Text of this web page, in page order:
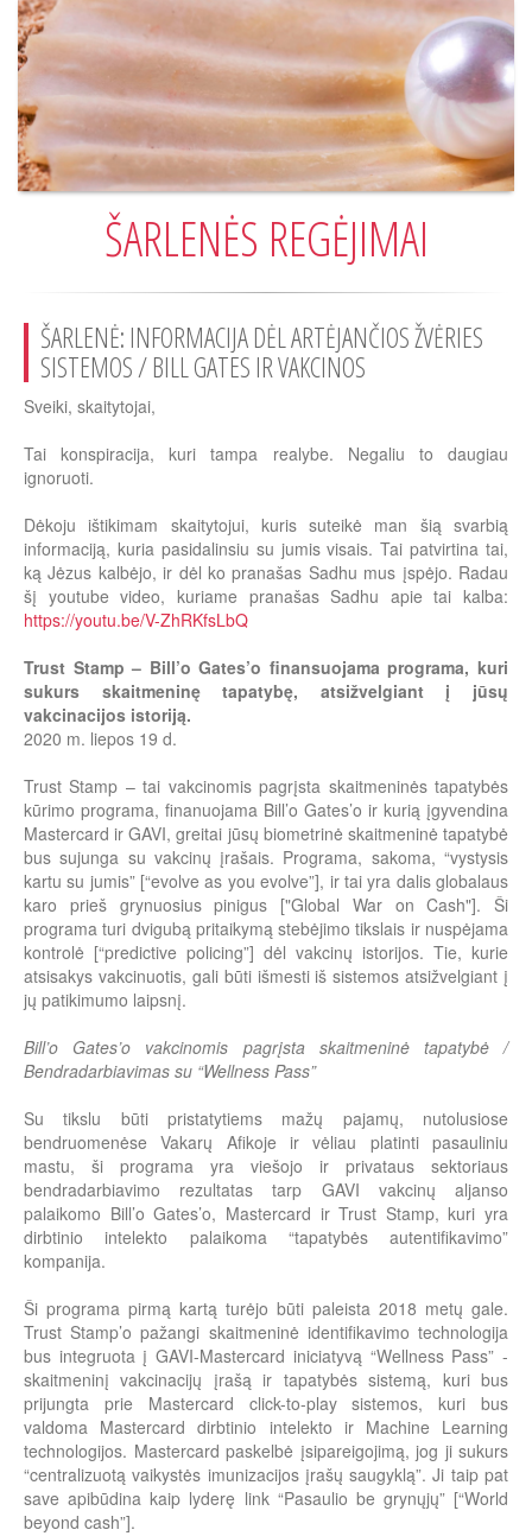
ŠARLENĖS REGĖJIMAI
ŠARLENĖ: INFORMACIJA DĖL ARTĖJANČIOS ŽVĖRIES
SISTEMOS / BILL GATES IR VAKCINOS
Sveiki, skaitytojai,
Tai konspiracija, kuri tampa realybe. Negaliu to daugiau
ignoruoti.
Dėkoju ištikimam skaitytojui, kuris suteikė man šią svarbią
informaciją, kuria pasidalinsiu su jumis visais. Tai patvirtina tai,
ką Jėzus kalbėjo, ir dėl ko pranašas Sadhu mus įspėjo. Radau
šį youtube video, kuriame pranašas Sadhu apie tai kalba:
https://youtu.be/V-ZhRKfsLbQ
Trust Stamp – Bill’o Gates’o finansuojama programa, kuri
sukurs skaitmeninę tapatybę, atsižvelgiant į jūsų
vakcinacijos istoriją.
2020 m. liepos 19 d.
Trust Stamp – tai vakcinomis pagrįsta skaitmeninės tapatybės
kūrimo programa, finanuojama Bill’o Gates’o ir kurią įgyvendina
Mastercard ir GAVI, greitai jūsų biometrinė skaitmeninė tapatybė
bus sujunga su vakcinų įrašais. Programa, sakoma, “vystysis
kartu su jumis” [“evolve as you evolve”], ir tai yra dalis globalaus
karo prieš grynuosius pinigus ["Global War on Cash"]. Ši
programa turi dvigubą pritaikymą stebėjimo tikslais ir nuspėjama
kontrolė [“predictive policing”] dėl vakcinų istorijos. Tie, kurie
atsisakys vakcinuotis, gali būti išmesti iš sistemos atsižvelgiant į
jų patikimumo laipsnį.
Bill’o Gates’o vakcinomis pagrįsta skaitmeninė tapatybė /
Bendradarbiavimas su “Wellness Pass”
Su tikslu būti pristatytiems mažų pajamų, nutolusiose
bendruomenėse Vakarų Afikoje ir vėliau platinti pasauliniu
mastu, ši programa yra viešojo ir privataus sektoriaus
bendradarbiavimo rezultatas tarp GAVI vakcinų aljanso
palaikomo Bill’o Gates’o, Mastercard ir Trust Stamp, kuri yra
dirbtinio intelekto palaikoma “tapatybės autentifikavimo”
kompanija.
Ši programa pirmą kartą turėjo būti paleista 2018 metų gale.
Trust Stamp’o pažangi skaitmeninė identifikavimo technologija
bus integruota į GAVI-Mastercard iniciatyvą “Wellness Pass” -
skaitmeninį vakcinacijų įrašą ir tapatybės sistemą, kuri bus
prijungta prie Mastercard click-to-play sistemos, kuri bus
valdoma Mastercard dirbtinio intelekto ir Machine Learning
technologijos. Mastercard paskelbė įsipareigojimą, jog ji sukurs
“centralizuotą vaikystės imunizacijos įrašų saugyklą”. Ji taip pat
save apibūdina kaip lyderę link “Pasaulio be grynųjų” [“World
beyond cash”].